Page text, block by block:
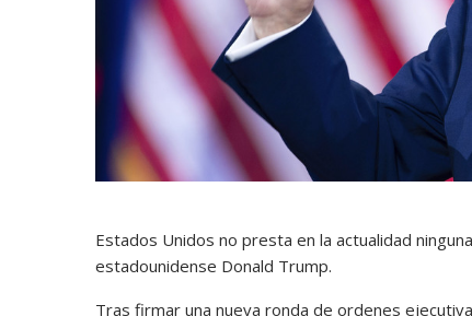
Estados Unidos no presta en la actualidad
estadounidense Donald Trump.
Tras firmar una nueva ronda de ordenes